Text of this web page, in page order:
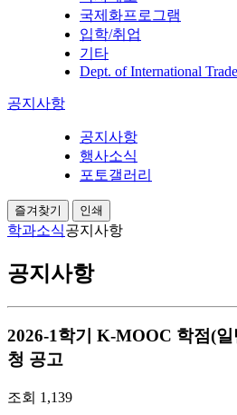
국제화프로그램
입학/취업
기타
Dept. of International Trade
공지사항
공지사항
행사소식
포토갤러리
즐겨찾기 인쇄
학과소식공지사항
공지사항
2026-1학기 K-MOOC 학점(
청 공고
조회 1,139